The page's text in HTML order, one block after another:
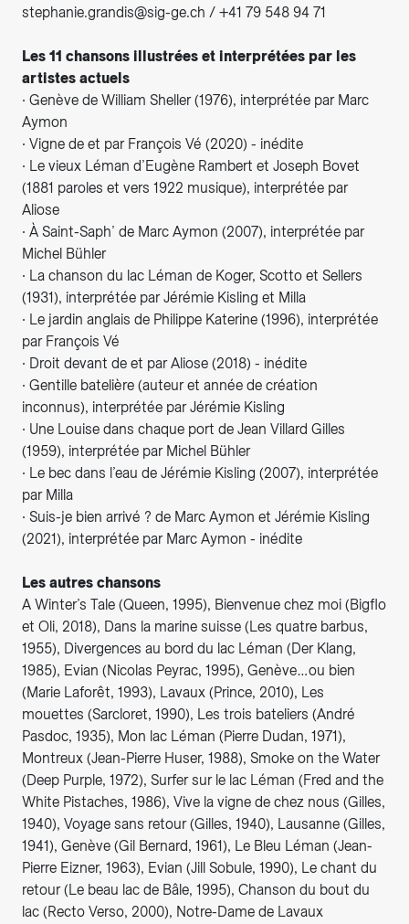
stephanie.grandis@sig-ge.ch / +41 79 548 94 71
Les 11 chansons illustrées et interprétées par les
artistes actuels
∙ Genève de William Sheller (1976), interprétée par Marc
Aymon
∙ Vigne de et par François Vé (2020) - inédite
∙ Le vieux Léman d’Eugène Rambert et Joseph Bovet
(1881 paroles et vers 1922 musique), interprétée par
Aliose
∙ À Saint-Saph’ de Marc Aymon (2007), interprétée par
Michel Bühler
∙ La chanson du lac Léman de Koger, Scotto et Sellers
(1931), interprétée par Jérémie Kisling et Milla
∙ Le jardin anglais de Philippe Katerine (1996), interprétée
par François Vé
∙ Droit devant de et par Aliose (2018) - inédite
∙ Gentille batelière (auteur et année de création
inconnus), interprétée par Jérémie Kisling
∙ Une Louise dans chaque port de Jean Villard Gilles
(1959), interprétée par Michel Bühler
∙ Le bec dans l’eau de Jérémie Kisling (2007), interprétée
par Milla
∙ Suis-je bien arrivé ? de Marc Aymon et Jérémie Kisling
(2021), interprétée par Marc Aymon - inédite
Les autres chansons
A Winter’s Tale (Queen, 1995), Bienvenue chez moi (Bigflo
et Oli, 2018), Dans la marine suisse (Les quatre barbus,
1955), Divergences au bord du lac Léman (Der Klang,
1985), Evian (Nicolas Peyrac, 1995), Genève…ou bien
(Marie Laforêt, 1993), Lavaux (Prince, 2010), Les
mouettes (Sarcloret, 1990), Les trois bateliers (André
Pasdoc, 1935), Mon lac Léman (Pierre Dudan, 1971),
Montreux (Jean-Pierre Huser, 1988), Smoke on the Water
(Deep Purple, 1972), Surfer sur le lac Léman (Fred and the
White Pistaches, 1986), Vive la vigne de chez nous (Gilles,
1940), Voyage sans retour (Gilles, 1940), Lausanne (Gilles,
1941), Genève (Gil Bernard, 1961), Le Bleu Léman (Jean-
Pierre Eizner, 1963), Evian (Jill Sobule, 1990), Le chant du
retour (Le beau lac de Bâle, 1995), Chanson du bout du
lac (Recto Verso, 2000), Notre-Dame de Lavaux